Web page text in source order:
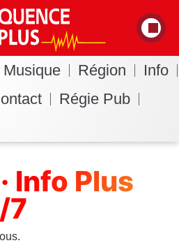
Musique Région
Info
Régie Pub
Info Plus
7